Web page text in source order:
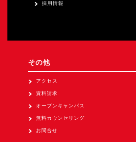
採用情報
その他
アクセス
資料請求
オープンキャンパス
無料カウンセリング
お問合せ